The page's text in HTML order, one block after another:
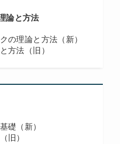
論と方法
の理論と方法（新）
方法（旧）
礎（新）
旧）